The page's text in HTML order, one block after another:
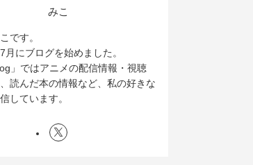
みこ
です。
月にブログを始めました。
」ではアニメの配信情報・視聴
読んだ本の情報など、私の好きな
しています。